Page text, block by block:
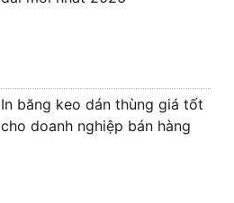
In băng keo dán thùng giá tốt
cho doanh nghiệp bán hàng